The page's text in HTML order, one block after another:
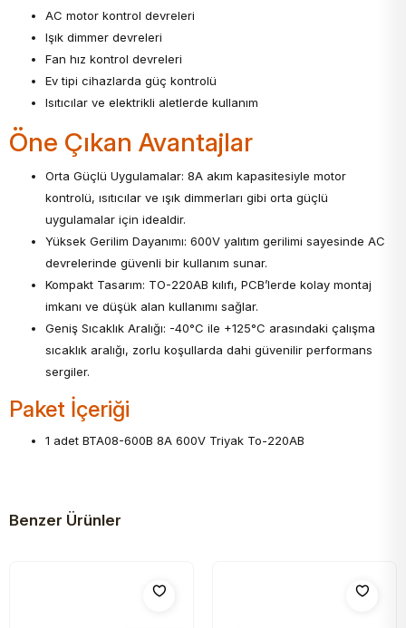
AC motor kontrol devreleri
Işık dimmer devreleri
Fan hız kontrol devreleri
Ev tipi cihazlarda güç kontrolü
Isıtıcılar ve elektrikli aletlerde kullanım
Öne Çıkan Avantajlar
Orta Güçlü Uygulamalar: 8A akım kapasitesiyle motor
kontrolü, ısıtıcılar ve ışık dimmerları gibi orta güçlü
uygulamalar için idealdir.
Yüksek Gerilim Dayanımı: 600V yalıtım gerilimi sayesinde AC
devrelerinde güvenli bir kullanım sunar.
Kompakt Tasarım: TO-220AB kılıfı, PCB’lerde kolay montaj
imkanı ve düşük alan kullanımı sağlar.
Geniş Sıcaklık Aralığı: -40°C ile +125°C arasındaki çalışma
sıcaklık aralığı, zorlu koşullarda dahi güvenilir performans
sergiler.
Paket İçeriği
1 adet BTA08-600B 8A 600V Triyak To-220AB
Benzer Ürünler